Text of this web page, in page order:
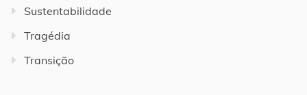
Sustentabilidade
Tragédia
Transição